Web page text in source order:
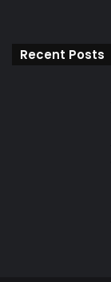
Recent Posts